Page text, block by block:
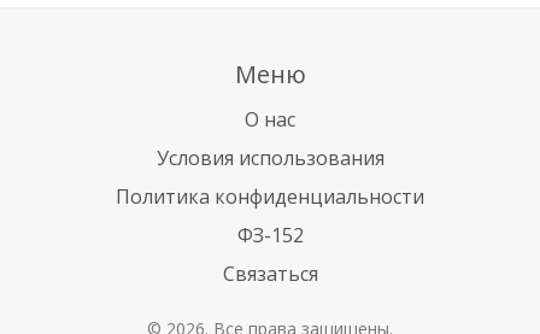
Меню
О нас
Условия использования
Политика конфиденциальности
ФЗ-152
Связаться
© 2026. Все права защищены.